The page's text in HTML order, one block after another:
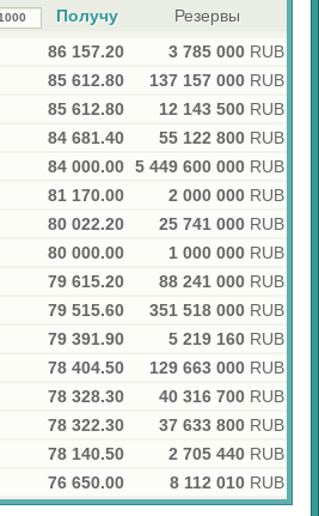
Получу
Резервы
86 157.20 3 785 000 RUB
85 612.80 137 157 000 RUB
85 612.80 12 143 500 RUB
84 681.40 55 122 800 RUB
84 000.00 5 449 600 000 RUB
81 170.00 2 000 000 RUB
80 022.20 25 741 000 RUB
80 000.00 1 000 000 RUB
79 615.20 88 241 000 RUB
79 515.60 351 518 000 RUB
79 391.90 5 219 160 RUB
78 404.50 129 663 000 RUB
78 328.30 40 316 700 RUB
78 322.30 37 633 800 RUB
78 140.50 2 705 440 RUB
76 650.00 8 112 010 RUB